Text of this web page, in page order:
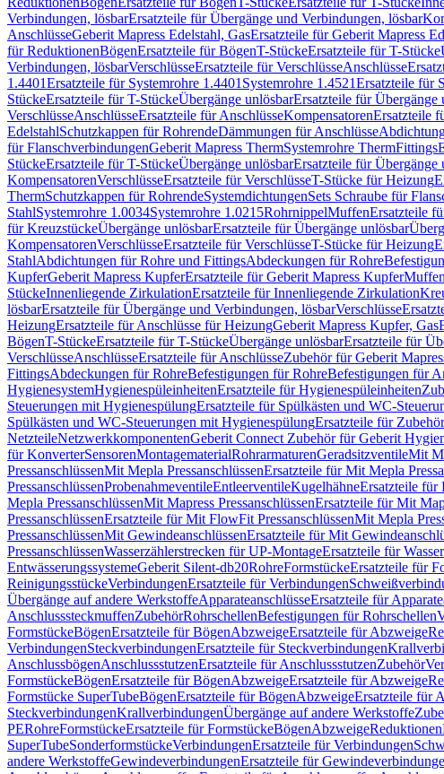
Verbindungen, lösbarErsatzteile für Übergänge und Verbindungen, lösbar
AnschlüsseGeberit Mapress Edelstahl, GasErsatzteile für Geberit Mapress
für ReduktionenBögenErsatzteile für BögenT-StückeErsatzteile für T-Stücke
Verbindungen, lösbarVerschlüsseErsatzteile für VerschlüsseAnschlüsse
1.4401Ersatzteile für Systemrohre 1.4401 Systemrohre 1.4521Ersatzteile für
StückeErsatzteile für T-StückeÜbergänge unlösbarErsatzteile für Übergänge
VerschlüsseAnschlüsseErsatzteile für AnschlüsseKompensatorenErsatzteile
EdelstahlSchutzkappen für RohrendeDämmungen für Anschlüsse
für FlanschverbindungenGeberit Mapress ThermSystemrohre ThermFittings
StückeErsatzteile für T-StückeÜbergänge unlösbarErsatzteile für Übergänge
KompensatorenVerschlüsseErsatzteile für VerschlüsseT-Stücke für Heizung
ThermSchutzkappen für RohrendeSystemdichtungenSets Schraube für
StahlSystemrohre 1.0034Systemrohre 1.0215RohrnippelMuffenErsatzteile
für KreuzstückeÜbergänge unlösbarErsatzteile für Übergänge unlösbar
KompensatorenVerschlüsseErsatzteile für VerschlüsseT-Stücke für Heizung
StahlAbdichtungen für Rohre und FittingsAbdeckungen für Rohre
KupferGeberit Mapress KupferErsatzteile für Geberit Mapress KupferMuffen
StückeInnenliegende ZirkulationErsatzteile für Innenliegende Zirkulation
lösbarErsatzteile für Übergänge und Verbindungen, lösbarVerschlüsse
HeizungErsatzteile für Anschlüsse für HeizungGeberit Mapress Kupfer, Gas
BögenT-StückeErsatzteile für T-StückeÜbergänge unlösbarErsatzteile für
VerschlüsseAnschlüsseErsatzteile für AnschlüsseZubehör für Geberit
FittingsAbdeckungen für RohreBefestigungen für RohreBefestigungen für
HygienesystemHygienespüleinheitenErsatzteile für Hygienespüleinheiten
Steuerungen mit HygienespülungErsatzteile für Spülkästen und WC-
Spülkästen und WC-Steuerungen mit HygienespülungErsatzteile für
NetzteileNetzwerkkomponentenGeberit Connect Zubehör für Geberit
für KonverterSensorenMontagematerialRohrarmaturenGeradsitzventileMit
PressanschlüssenMit Mepla PressanschlüssenErsatzteile für Mit Mepla
PressanschlüssenProbenahmeventileEntleerventileKugelhähneErsatzteile für
Mepla PressanschlüssenMit Mapress PressanschlüssenErsatzteile für Mit
PressanschlüssenErsatzteile für Mit FlowFit PressanschlüssenMit Mepla
PressanschlüssenMit GewindeanschlüssenErsatzteile für Mit
PressanschlüssenWasserzählerstrecken für UP-MontageErsatzteile für
EntwässerungssystemeGeberit Silent-db20RohreFormstückeErsatzteile für
ReinigungsstückeVerbindungenErsatzteile für Verbindungen
Übergänge auf andere WerkstoffeApparateanschlüsseErsatzteile für
AnschlusssteckmuffenZubehörRohrschellenBefestigungen für Rohrschellen
FormstückeBögenErsatzteile für BögenAbzweigeErsatzteile für Abzweige
VerbindungenSteckverbindungenErsatzteile für Steckverbindungen
AnschlussbögenAnschlussstutzenErsatzteile für AnschlussstutzenZubehör
FormstückeBögenErsatzteile für BögenAbzweigeErsatzteile für Abzweige
Formstücke SuperTubeBögenErsatzteile für BögenAbzweigeErsatzteile für
SteckverbindungenKrallverbindungenÜbergänge auf andere Werkstoffe
PERohreFormstückeErsatzteile für FormstückeBögenAbzweigeReduktionen
SuperTubeSonderformstückeVerbindungenErsatzteile für Verbindungen
andere WerkstoffeGewindeverbindungenErsatzteile für